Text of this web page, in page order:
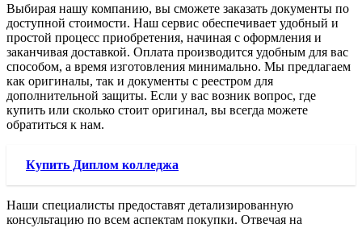
Выбирая нашу компанию, вы сможете заказать документы по
доступной стоимости. Наш сервис обеспечивает удобный и
простой процесс приобретения, начиная с оформления и
заканчивая доставкой. Оплата производится удобным для вас
способом, а время изготовления минимально. Мы предлагаем
как оригиналы, так и документы с реестром для
дополнительной защиты. Если у вас возник вопрос, где
купить или сколько стоит оригинал, вы всегда можете
обратиться к нам.
Купить Диплом колледжа
Наши специалисты предоставят детализированную
консультацию по всем аспектам покупки. Отвечая на